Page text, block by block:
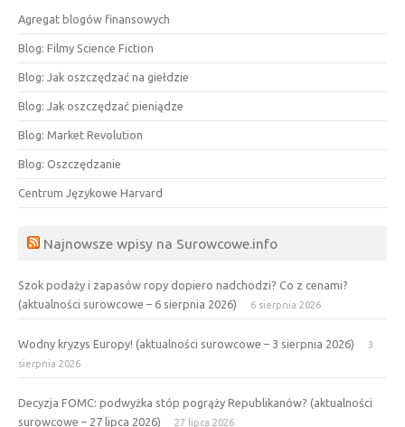
Agregat blogów finansowych
Blog: Filmy Science Fiction
Blog: Jak oszczędzać na giełdzie
Blog: Jak oszczędzać pieniądze
Blog: Market Revolution
Blog: Oszczędzanie
Centrum Językowe Harvard
Najnowsze wpisy na Surowcowe.info
Szok podaży i zapasów ropy dopiero nadchodzi? Co z cenami?
(aktualności surowcowe – 6 sierpnia 2026)
6 sierpnia 2026
Wodny kryzys Europy! (aktualności surowcowe – 3 sierpnia 2026)
3
sierpnia 2026
Decyzja FOMC: podwyżka stóp pogrąży Republikanów? (aktualności
surowcowe – 27 lipca 2026)
27 lipca 2026